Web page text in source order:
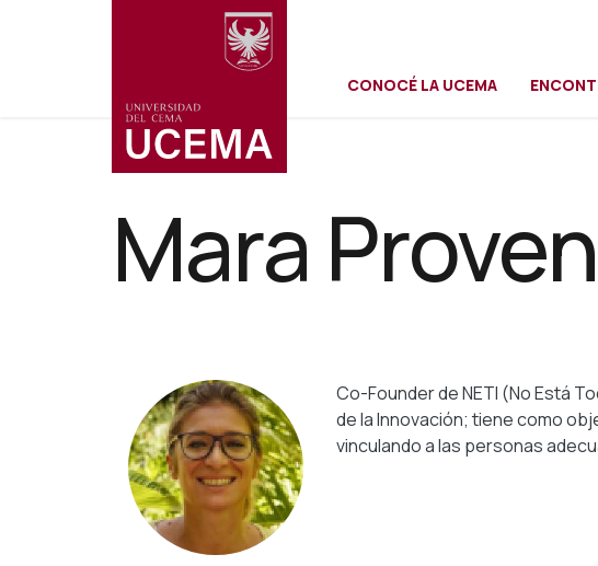
Menú
secundario
CONOCÉ LA UCEMA
Mara
Co-Founder de NETI (No Está
de la Innovación; tiene como
vinculando a las personas